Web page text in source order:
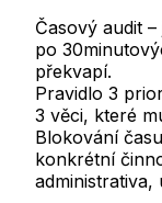
Časový audit –
po
překvapí.
Pravidlo 3
3 věci, které
Blokování času
konkrétní